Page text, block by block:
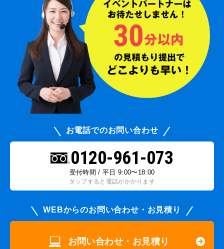
お電話でのお問い合わせ
0120-961-073
受付時間 / 平日 9:00〜18:00
タップすると電話がかかります
WEBからのお問い合わせ・お見積り
お問い合わせ・お見積り